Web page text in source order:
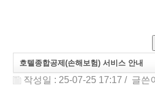
호텔종합공제(손해보험) 서비스 안내
작성일 : 25-07-25 17:17 / 글쓴